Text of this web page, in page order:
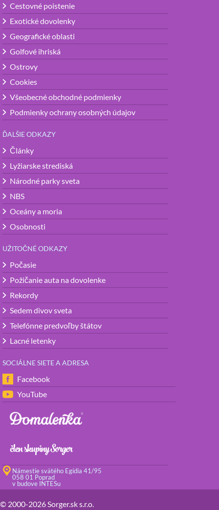
Cestovné poistenie
Exotické dovolenky
Geografické oblasti
Golfové ihriská
Ostrovy
Cookies
Všeobecné obchodné podmienky
Podmienky ochrany osobných údajov
ĎALŠIE ODKAZY
Články
Lyžiarske strediská
Národné parky sveta
NBS
Oceány a moria
Osobnosti
UŽITOČNÉ ODKAZY
Počasie
Požičanie auta na dovolenke
Rekordy
Sedem divov sveta
Telefónne predvoľby štátov
Lacné letenky
SOCIÁLNE SIETE A ADRESA
Facebook
YouTube
Námestie svätého Egídia 41/95
058 01 Poprad
v budove INTESu
© 2000-2026 Sorger.sk s.r.o.